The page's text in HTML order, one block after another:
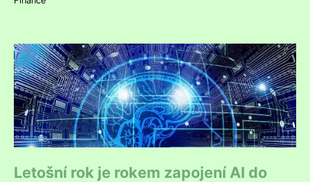
Letošní rok je rokem zapojení AI do